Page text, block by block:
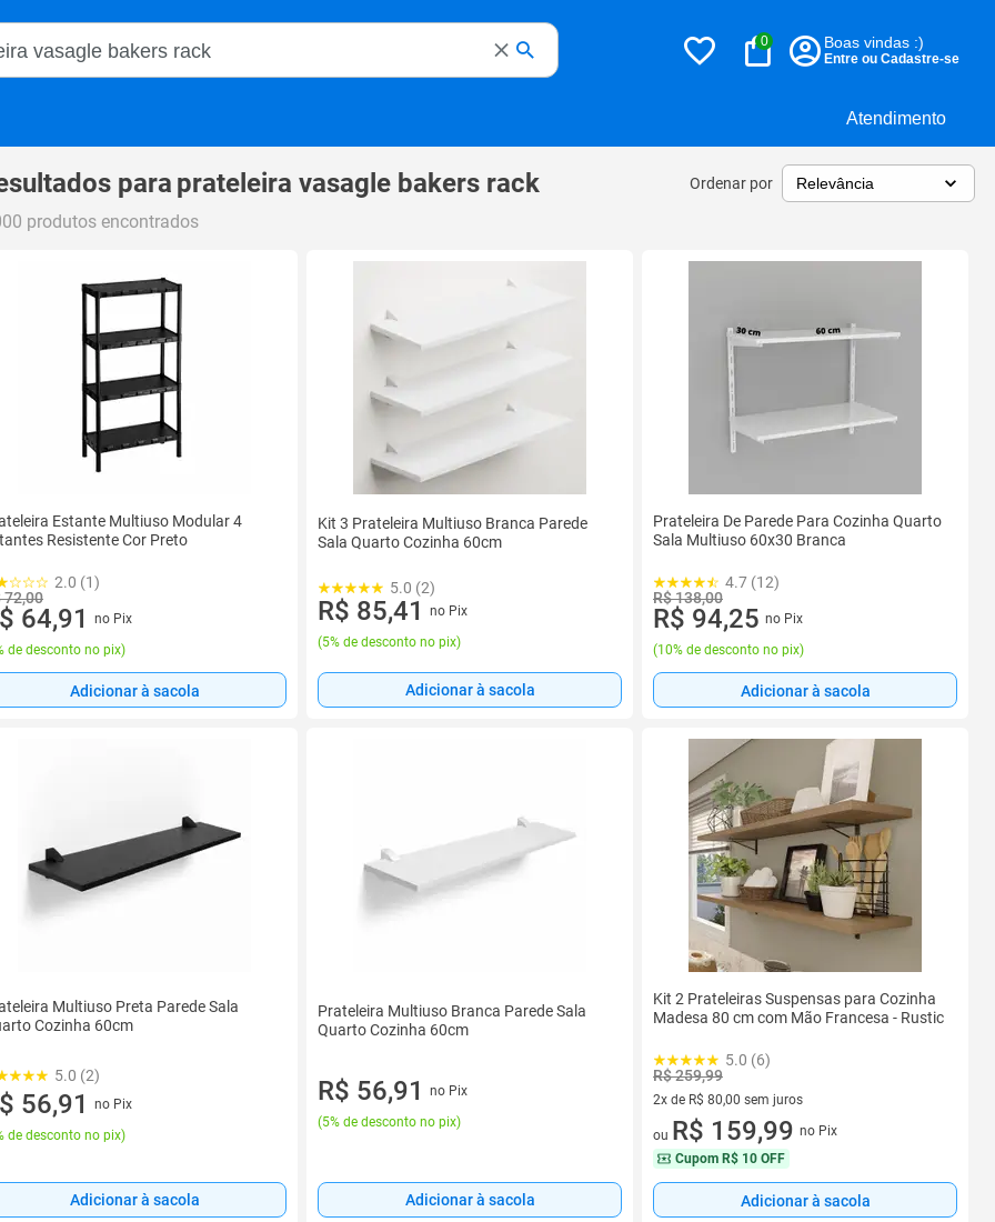
Atendimento
Magalu
0 Boas vindas :)
Entre ou Cadastre-se
para prateleira vasagle bakers rack Ordenar por
produtos encontrados
Estante Multiuso Modular 4
Resistente Cor Preto
2.0 (1)
72,00
64,91
no Pix
de desconto no pix)
Adicionar à sacola
Kit 3 Prateleira Multiuso Branca Parede
Sala Quarto Cozinha 60cm
5.0 (2)
R$ 85,41
no Pix
(5% de desconto no pix)
Adicionar à sacola
Prateleira De Parede Para Cozinha Quarto
Sala Multiuso 60x30 Branca
4.7 (12)
R$ 138,00
R$ 94,25 no Pix
(10% de desconto no pix)
Adicionar à sacola
Multiuso Preta Parede Sala
Cozinha 60cm
5.0 (2)
56,91
no Pix
de desconto no pix)
Adicionar à sacola
Prateleira Multiuso Branca Parede Sala
Quarto Cozinha 60cm
R$ 56,91
no Pix
(5% de desconto no pix)
Adicionar à sacola
Kit 2 Prateleiras Suspensas para Cozinha
Madesa 80 cm com Mão Francesa - Rustic
5.0 (6)
R$ 259,99
2x de R$ 80,00 sem juros
2 vez de R$ 80,00 sem juros
ou R$ 159,99 no Pix
Cupom R$ 10 OFF
Adicionar à sacola